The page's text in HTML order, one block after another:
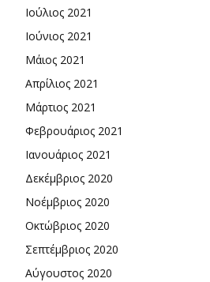
Ιούλιος 2021
Ιούνιος 2021
Μάιος 2021
Απρίλιος 2021
Μάρτιος 2021
Φεβρουάριος 2021
Ιανουάριος 2021
Δεκέμβριος 2020
Νοέμβριος 2020
Οκτώβριος 2020
Σεπτέμβριος 2020
Αύγουστος 2020